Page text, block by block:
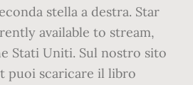
stella a destra. Star
available to stream,
Stati Uniti. Sul nostro sito
puoi scaricare il libro